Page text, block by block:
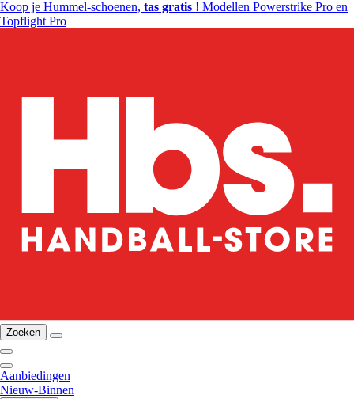
Koop je Hummel-schoenen, tas gratis ! Modellen Powerstrike Pro en
Topflight Pro
Zoeken
Aanbiedingen
Nieuw-Binnen